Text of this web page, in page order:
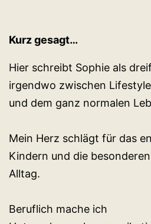
Kurz gesagt…
Hier schreibt Sophie als
irgendwo zwischen
und dem ganz normalen
Mein Herz schlägt für das
Kindern und die
Alltag.
Beruflich mache ich